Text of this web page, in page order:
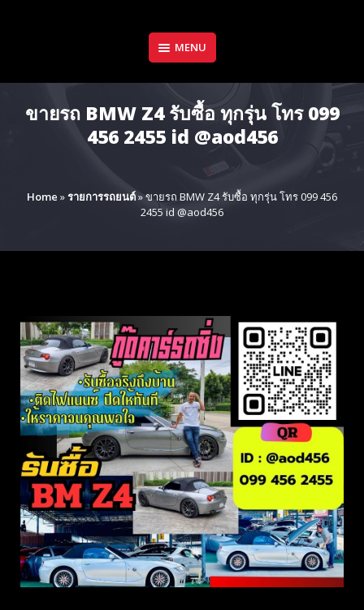
MENU
ขายรถ BMW Z4 รับซื้อ ทุกรุ่น โทร 099
456 2455 id @aod456
Home »รายการรถยนต์»ขายรถ BMW Z4 รับซื้อ ทุกรุ่น โทร 099 456
2455 id @aod456